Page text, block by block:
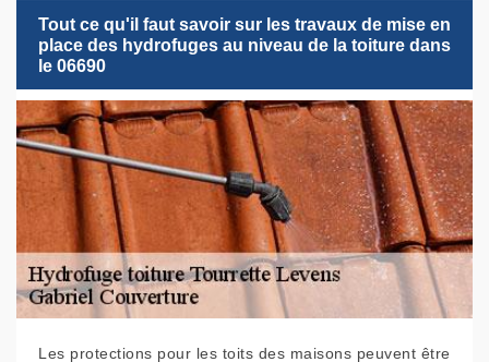
Tout ce qu'il faut savoir sur les travaux de mise en
place des hydrofuges au niveau de la toiture dans
le 06690
Les protections pour les toits des maisons peuvent être